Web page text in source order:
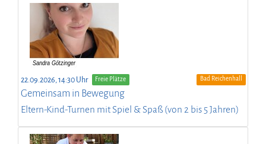
22.09.2026, 14:30 Uhr Freie Plätze Bad Reichenhall
Gemeinsam in Bewegung
Eltern-Kind-Turnen mit Spiel & Spaß (von 2 bis 5 Jahren)